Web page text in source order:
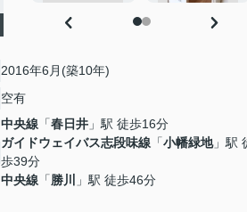
2016年6月(築10年)
空有
中央線 「春日井 」駅 徒歩16分
ガイドウェイバス志段味線 「小幡緑地」駅
歩39分
中央線 「勝川 」駅 徒歩46分